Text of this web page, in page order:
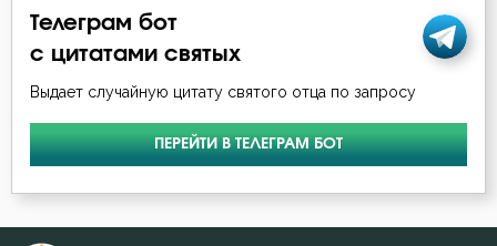
Наставление
Ненависть
Печаль
Телеграм бот
с цитатами святых
Выдает случайную цитату святого отца по запросу
ПЕРЕЙТИ В ТЕЛЕГРАМ БОТ